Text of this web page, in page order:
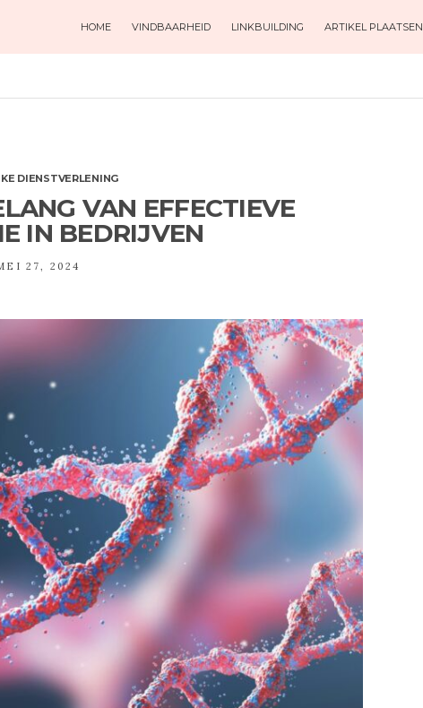
HOME VINDBAARHEID LINKBUILDING ARTIKEL PLAATSEN
DIENSTVERLENING
VAN EFFECTIEVE
IN BEDRIJVEN
27, 2024